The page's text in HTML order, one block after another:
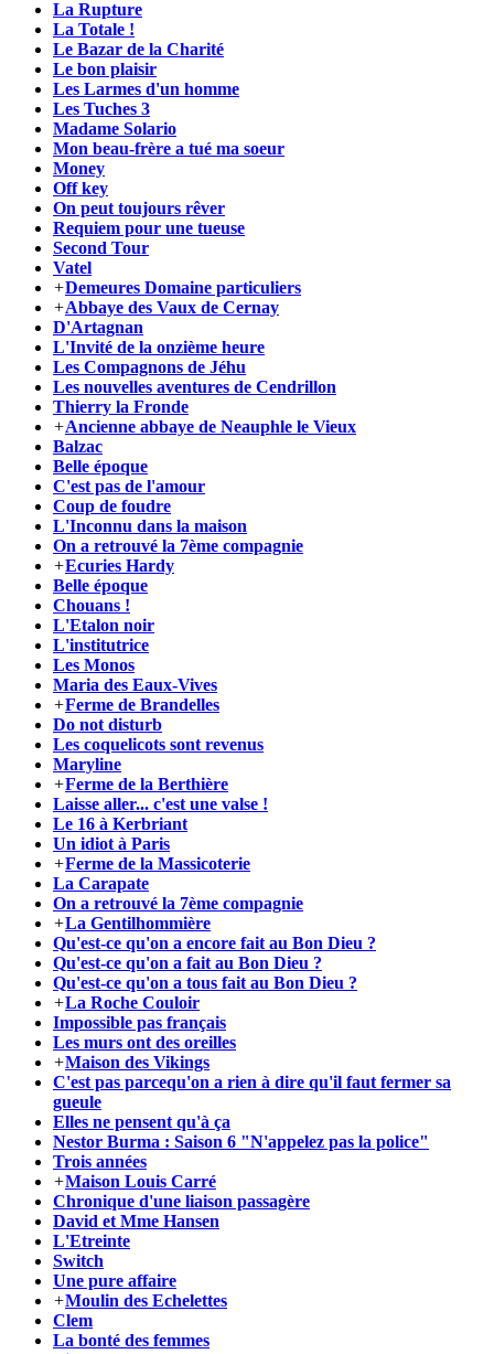
La Rupture
La Totale !
Le Bazar de la Charité
Le bon plaisir
Les Larmes d'un homme
Les Tuches 3
Madame Solario
Mon beau-frère a tué ma soeur
Money
Off key
On peut toujours rêver
Requiem pour une tueuse
Second Tour
Vatel
+Demeures Domaine particuliers
+Abbaye des Vaux de Cernay
D'Artagnan
L'Invité de la onzième heure
Les Compagnons de Jéhu
Les nouvelles aventures de Cendrillon
Thierry la Fronde
+Ancienne abbaye de Neauphle le Vieux
Balzac
Belle époque
C'est pas de l'amour
Coup de foudre
L'Inconnu dans la maison
On a retrouvé la 7ème compagnie
+Ecuries Hardy
Belle époque
Chouans !
L'Etalon noir
L'institutrice
Les Monos
Maria des Eaux-Vives
+Ferme de Brandelles
Do not disturb
Les coquelicots sont revenus
Maryline
+Ferme de la Berthière
Laisse aller... c'est une valse !
Le 16 à Kerbriant
Un idiot à Paris
+Ferme de la Massicoterie
La Carapate
On a retrouvé la 7ème compagnie
+La Gentilhommière
Qu'est-ce qu'on a encore fait au Bon Dieu ?
Qu'est-ce qu'on a fait au Bon Dieu ?
Qu'est-ce qu'on a tous fait au Bon Dieu ?
+La Roche Couloir
Impossible pas français
Les murs ont des oreilles
+Maison des Vikings
C'est pas parcequ'on a rien à dire qu'il faut fermer sa
gueule
Elles ne pensent qu'à ça
Nestor Burma : Saison 6 "N'appelez pas la police"
Trois années
+Maison Louis Carré
Chronique d'une liaison passagère
David et Mme Hansen
L'Etreinte
Switch
Une pure affaire
+Moulin des Echelettes
Clem
La bonté des femmes